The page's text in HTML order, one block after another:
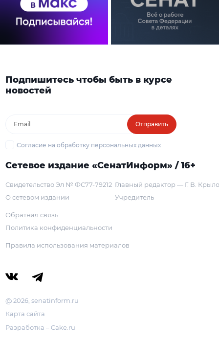
Подпишитесь чтобы быть в курсе
новостей
Отправить
Согласие на обработку персональных данных
Сетевое издание «СенатИнформ» / 16+
Свидетельство Эл № ФС77-79212
О сетевом издании
Главный редактор — Г. В.
Учредитель
Обратная связь
Политика конфиденциальности
Правила использования материалов
@ 2026, senatinform.ru
Карта сайта
Разработка – Cake.ru